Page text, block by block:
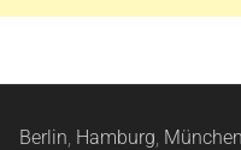
Berlin, Hamburg, München